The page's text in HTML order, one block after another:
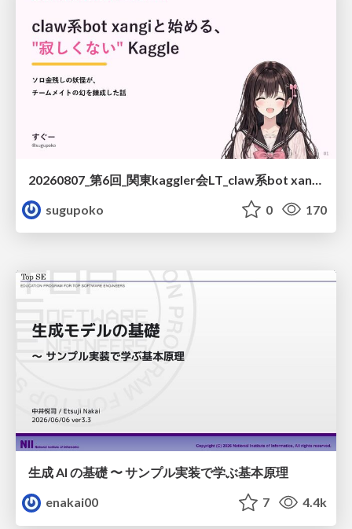
sugupoko
0 170
生成 AI の基礎 〜 サンプル実装で学ぶ基本原理
enakai00
7 4.4k